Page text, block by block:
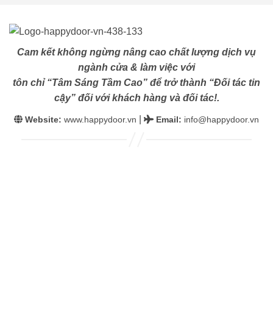
Cam kết không ngừng nâng cao chất lượng dịch vụ
ngành cửa & làm việc với
tôn chỉ “Tâm Sáng Tầm Cao” để trở thành “Đối tác tin
cậy” đối với khách hàng và đối tác!.
Website: www.happydoor.vn Email: info@happydoor.vn